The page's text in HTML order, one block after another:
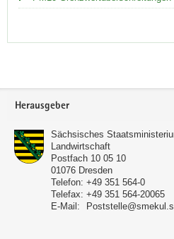
Service
Herausgeber
Sächsisches
Landwirtschaft
Postfach 10 05 10
01076 Dresden
Telefon: +49 351 564-0
Telefax: +49 351 564-20065
E-Mail: